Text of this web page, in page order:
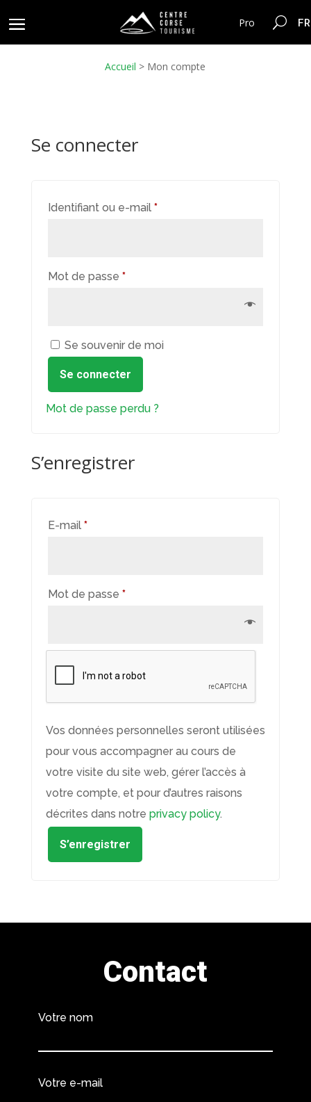
Pro
Accueil > Mon compte
Se connecter
Identifiant ou e-mail *Obligatoire
Mot de passe *Obligatoire
Se souvenir de moi
Se connecter
Mot de passe perdu ?
S’enregistrer
E-mail *Obligatoire
Mot de passe *Obligatoire
Vos données personnelles seront utilisées
pour vous accompagner au cours de
votre visite du site web, gérer l’accès à
votre compte, et pour d’autres raisons
décrites dans notre privacy policy.
S’enregistrer
Contact
Votre nom
Votre e-mail